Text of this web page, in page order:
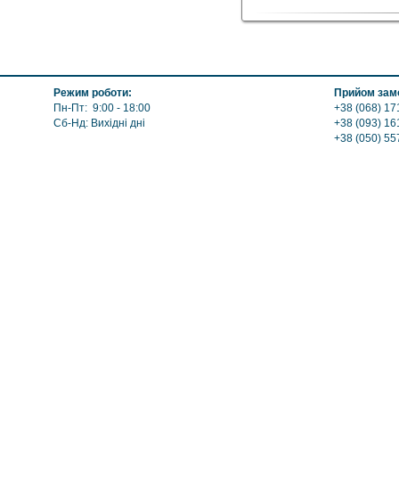
Режим роботи:
Пн-Пт: 9:00 - 18:00
Сб-Нд: Вихідні дні
Прийом
+38 (068)
+38 (093)
+38 (050)